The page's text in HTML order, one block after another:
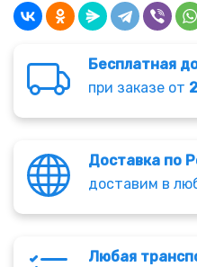
Бесплатная
при заказе от
Доставка по
доставим в
Любая